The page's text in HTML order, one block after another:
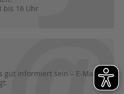
bis 16 Uhr
gut informiert sein – E-Mail